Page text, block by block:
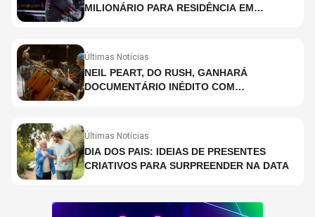
MILIONÁRIO PARA RESIDÊNCIA EM
Últimas Notícias
NEIL PEART, DO RUSH, GANHARÁ
DOCUMENTÁRIO INÉDITO COM
Últimas Notícias
DIA DOS PAIS: IDEIAS DE PRESENTES
CRIATIVOS PARA SURPREENDER NA DATA